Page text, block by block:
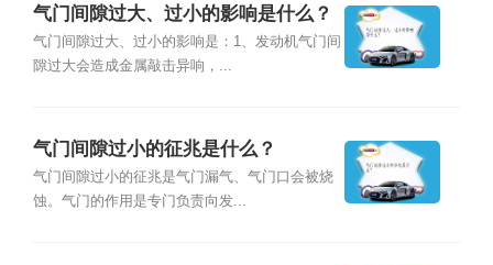
气门间隙过大、过小的影响是什么？
气门间隙过大、过小的影响是：1、发动机气门间
隙过大会造成金属敲击异响，...
气门间隙过小的征兆是什么？
气门间隙过小的征兆是气门漏气、气门口会被烧
蚀。气门的作用是专门负责向发...